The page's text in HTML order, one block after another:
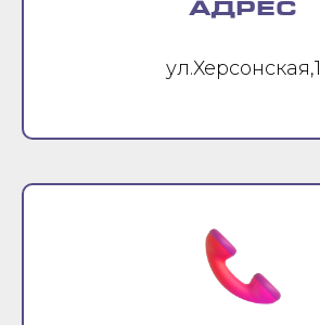
АДРЕС
ул.Херсонская,1